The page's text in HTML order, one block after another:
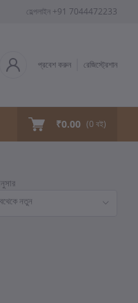
হেল্পলাইন +91 7044472233
প্রবেশ করুন রেজিস্ট্রেশান
₹0.00 (0 বই)
নতুন